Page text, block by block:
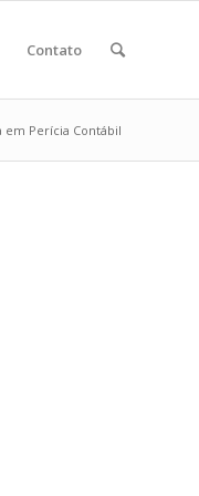
Contato
em Perícia Contábil